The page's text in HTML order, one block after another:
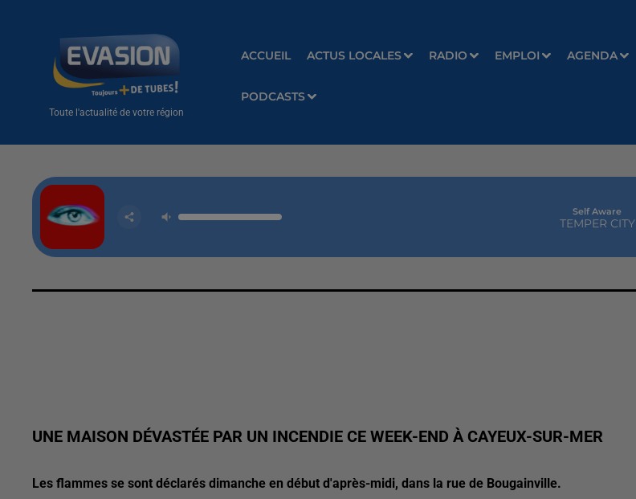
Toute l'actualité de votre région
ACCUEIL ACTUS LOCALES RADIO EMPLOI AGENDA
PODCASTS
Self Aware
TEMPER CITY
UNE MAISON DÉVASTÉE PAR UN INCENDIE CE WEEK-END À CAYEUX-SUR-MER
Les flammes se sont déclarés dimanche en début d'après-midi, dans la rue de Bougainville.